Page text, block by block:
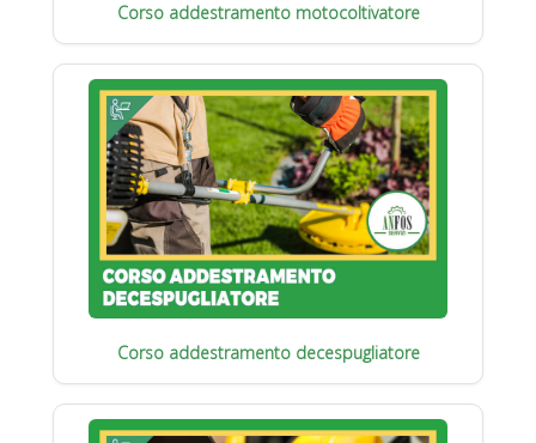
Corso addestramento motocoltivatore
Corso addestramento decespugliatore